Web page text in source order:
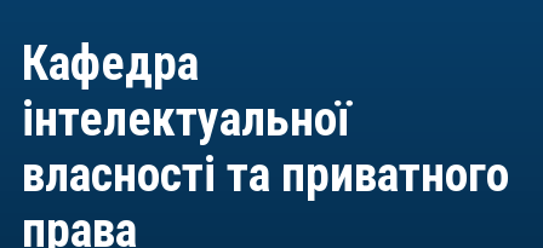
Кафедра
інтелектуальної
власності та приватного
права